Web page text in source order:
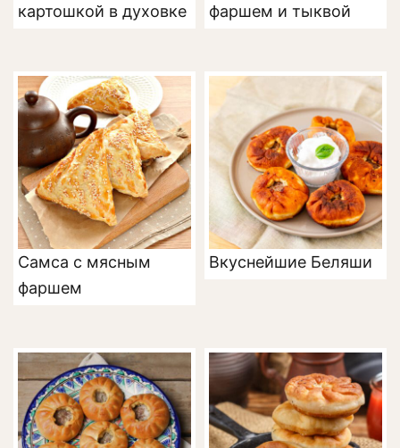
картошкой в духовке
фаршем и тыквой
Самса с мясным
фаршем
Вкуснейшие Беляши